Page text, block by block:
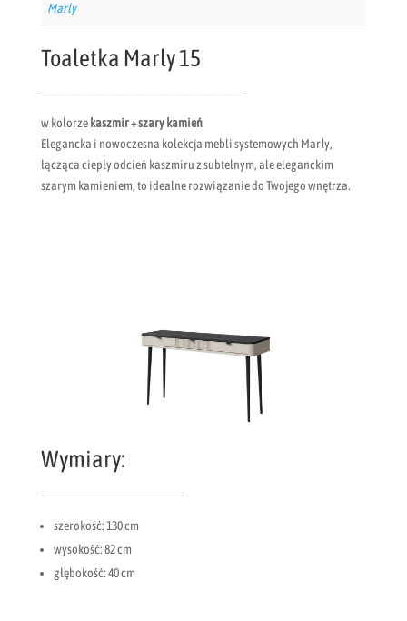
Toaletka Marly 15
w kolorzekaszmir + szary kamień
Elegancka i nowoczesna kolekcja mebli systemowych Marly,
łącząca ciepły odcień kaszmiru z subtelnym, ale eleganckim
szarym kamieniem, to idealne rozwiązanie do Twojego wnętrza.
Wymiary:
szerokość: 130 cm
wysokość: 82 cm
głębokość: 40 cm
Marly